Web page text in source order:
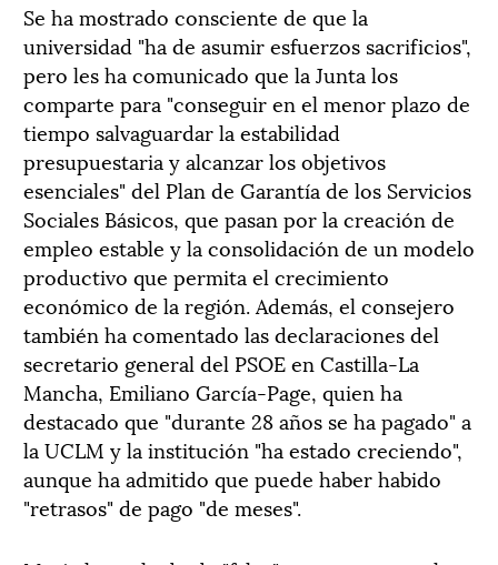
Se ha mostrado consciente de que la
universidad "ha de asumir esfuerzos sacrificios",
pero les ha comunicado que la Junta los
comparte para "conseguir en el menor plazo de
tiempo salvaguardar la estabilidad
presupuestaria y alcanzar los objetivos
esenciales" del Plan de Garantía de los Servicios
Sociales Básicos, que pasan por la creación de
empleo estable y la consolidación de un modelo
productivo que permita el crecimiento
económico de la región. Además, el consejero
también ha comentado las declaraciones del
secretario general del PSOE en Castilla-La
Mancha, Emiliano García-Page, quien ha
destacado que "durante 28 años se ha pagado" a
la UCLM y la institución "ha estado creciendo",
aunque ha admitido que puede haber habido
"retrasos" de pago "de meses".